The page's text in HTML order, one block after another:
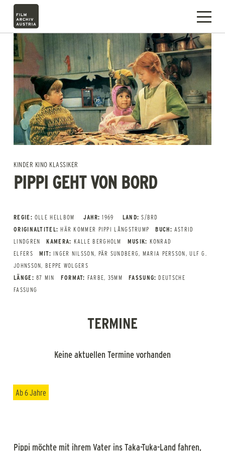
KINDER KINO KLASSIKER
PIPPI GEHT VON BORD
REGIE: OLLE HELLBOM JAHR: 1969 LAND: S/BRD
ORIGINALTITEL: HÄR KOMMER PIPPI LÅNGSTRUMP BUCH: ASTRID
LINDGREN
KAMERA: KALLE BERGHOLM MUSIK: KONRAD
ELFERS
MIT: INGER NILSSON, PÄR SUNDBERG, MARIA PERSSON, ULF G.
JOHNSSON, BEPPE WOLGERS
LÄNGE: 87 MIN FORMAT: FARBE, 35MM FASSUNG: DEUTSCHE
FASSUNG
TERMINE
Keine aktuellen Termine vorhanden
Ab 6 Jahre
Pippi möchte mit ihrem Vater ins Taka-Tuka-Land fahren,